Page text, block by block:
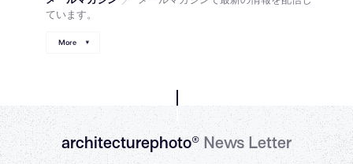
ています。
More
architecturephoto®News Letter